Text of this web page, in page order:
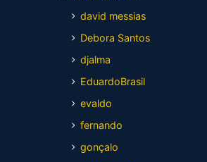
david messias
Debora Santos
djalma
EduardoBrasil
evaldo
fernando
gonçalo